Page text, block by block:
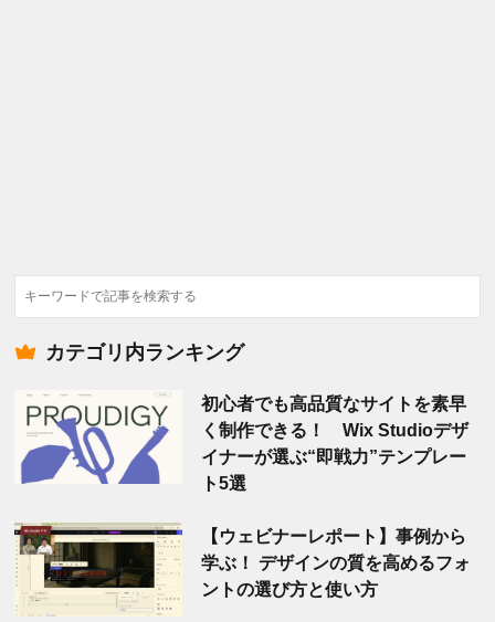
検
索
カテゴリ内ランキング
初心者でも高品質なサイトを素早
く制作できる！ Wix Studioデザ
イナーが選ぶ“即戦力”テンプレー
ト5選
【ウェビナーレポート】事例から
学ぶ！ デザインの質を高めるフォ
ントの選び方と使い方